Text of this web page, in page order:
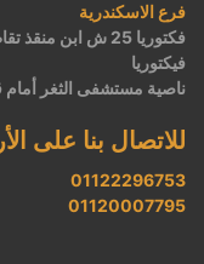
فرع الاسكندرية
فكتوريا 25 ش ابن
فيكتوريا
ناصية مستشفى الثغر أمام
للاتصال بنا على
01122296753
01120007795